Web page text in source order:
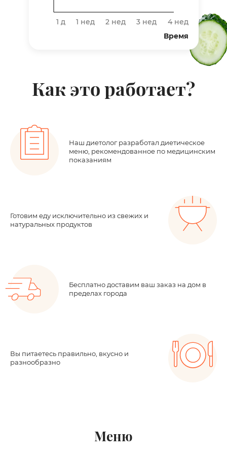
1 д 1 нед 2 нед 3 нед
4 нед
Время
Как это работает?
Наш диетолог разработал диетическое
меню, рекомендованное по медицинским
показаниям
Готовим еду исключительно из свежих и
натуральных продуктов
Бесплатно доставим ваш заказ на дом в
пределах города
Вы питаетесь правильно, вкусно и
разнообразно
Меню